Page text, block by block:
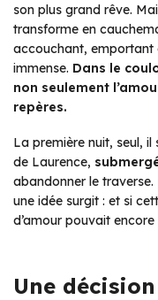
son plus grand rêve.
transforme en
accouchant, emportant
immense. Dans le
non seulement
repères.
La première nuit, seul,
de Laurence,
abandonner le
une idée surgit : et si
d’amour pouvait encore
Une